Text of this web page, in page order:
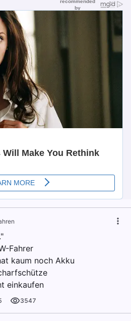
Fahrer
kaum noch Akku
einkaufen
3547